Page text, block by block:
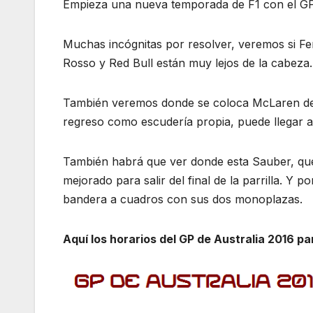
Empieza una nueva temporada de F1 con el
Muchas incógnitas por resolver, veremos si
Rosso y Red Bull están muy lejos de la cabeza.
También veremos donde se coloca McLaren
regreso como escudería propia, puede llegar
También habrá que ver donde esta Sauber,
mejorado para salir del final de la parrilla. Y
bandera a cuadros con sus dos monoplazas.
Aquí los horarios del GP de Australia 2016